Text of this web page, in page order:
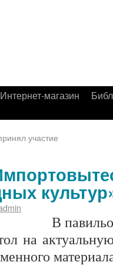
Интернет-магазин
участие
В
на